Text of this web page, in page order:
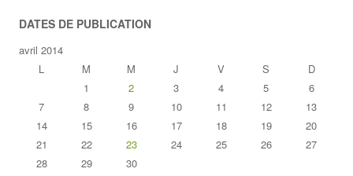
DATES DE PUBLICATION
avril 2014
L
M M J V S
D
1
2 3 4 5
6
7
8 9 10 11 12
13
14
15 16 17 18 19
20
21
22 23 24 25 26
27
28
29
30